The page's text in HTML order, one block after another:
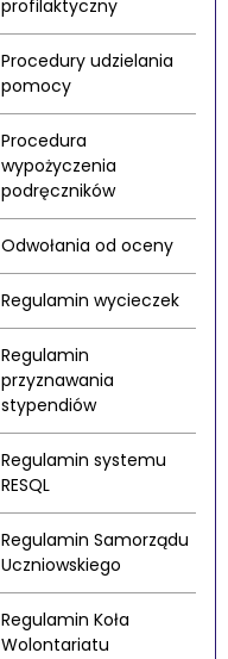
profilaktyczny
Procedury udzielania
pomocy
Procedura
wypożyczenia
podręczników
Odwołania od oceny
Regulamin wycieczek
Regulamin
przyznawania
stypendiów
Regulamin systemu
RESQL
Regulamin Samorządu
Uczniowskiego
Regulamin Koła
Wolontariatu